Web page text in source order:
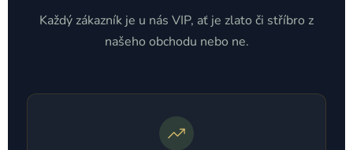
Každý zákazník je u nás VIP, ať je zlato či stříbro z
našeho obchodu nebo ne.